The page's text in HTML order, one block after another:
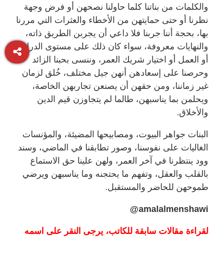
والكلمات من بناتنا كلما حاولنا نصحهن أو فرض وجهة
نظرنا أو حتى حمايتهن من الأخطاء والعثرات التي مررنا
بها، بحجة أننا جربنا فلا داعي أن يجربن الطريق ذاته،
والنهايات معروفة، سواء كان ذلك على مستوى الدراسة
أو العمل أو اختيار شريك العمر، وننسى بحبنا الزائد
وحرصنا على إسعادهن أنهن جيل مختلف، خُلق لزمان
غير زماننا، ومن حقهن أن يصنعن تجاربهن الخاصة،
ويحلمن بما يناسبهن، طالما لم يتجاوزن قيم الدين
والأخلاق.
البنات جواهر البيوت، ومصابيحها المضيئة، والمؤنسات
الغاليات على نفوسنا، وصور تطابقنا في الماضي، وسند
وود ينتظرنا في آخر العمر، ولهن علينا حق الاستماع
بالقلب والعقل، وتفهم ما يحتجنه وما يناسبهن ويرضي
طموحهن للحاضر والمستقبل.
amalalmenshawi
@
لقراءة مقالات سابقة للكاتب، يرجى النقر على اسمه